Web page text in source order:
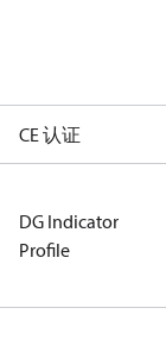
CE 认证
DG Indicator
Profile